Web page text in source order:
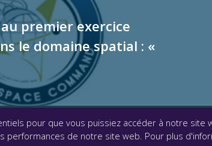
au premier exercice
le domaine spatial : «
| Vie privée |Mentions légales |
pour que vous puissiez accéder à notre site
de notre site web. Pour plus